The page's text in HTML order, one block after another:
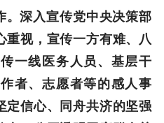
。深入宣传党中央决策部
重视，宣传一方有难、八
一线医务人员、基层干
者、志愿者等的感人事
定信心、同舟共济的坚强